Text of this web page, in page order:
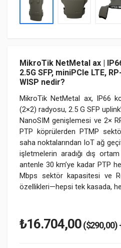
MikroTik NetMetal ax |
2.5G SFP, miniPCIe LTE,
WISP nedir?
MikroTik NetMetal ax, IP66
(2×2) radyosu, 2.5 G SFP
NanoSIM genişlemesi ve 2×
PTP köprülerden PTMP
saha noktalarından IoT ağ
işletmelerin aradığı dış
antenle 30 km’ye kadar PTP
Mbps sektör kapasitesi ve
özellikleri—hepsi tek kasada,
₺16.704,00($290,00)